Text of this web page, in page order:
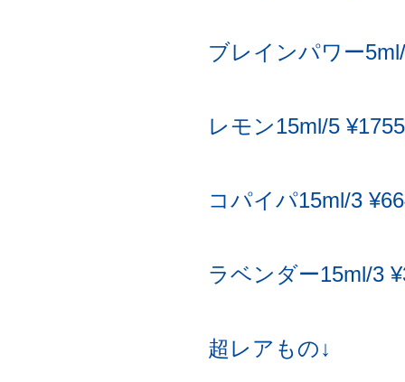
ブレインパワー
レモン15ml/5 ¥1755
コパイパ15ml/3
ラベンダー15ml/3
超レアもの↓